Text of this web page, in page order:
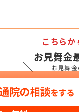
＼
こちらか
お見舞金
お見舞